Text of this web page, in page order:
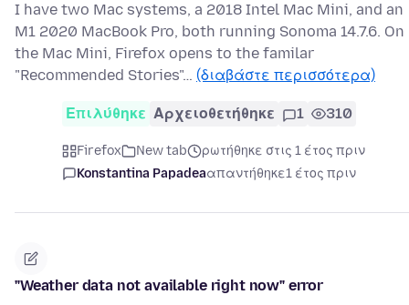
I have two Mac systems, a 2018 Intel Mac Mini, and an
M1 2020 MacBook Pro, both running Sonoma 14.7.6. On
the Mac Mini, Firefox opens to the familar
"Recommended Stories"… (διαβάστε περισσότερα)
Επιλύθηκε Αρχειοθετήθηκε 1 310
Firefox New tab
ρωτήθηκε στις 1 έτος πριν
Konstantina Papadeaαπαντήθηκε1 έτος πριν
"Weather data not available right now" error